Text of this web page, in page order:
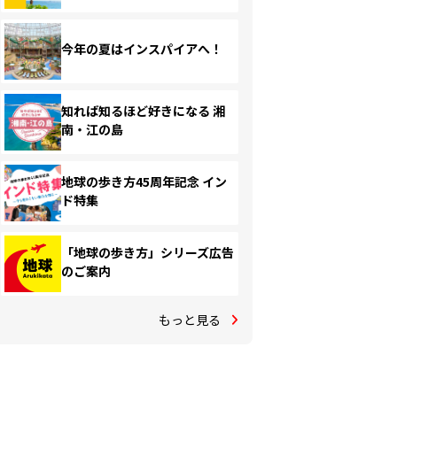
今年の夏はインスパイアへ！
知れば知るほど好きになる 湘
南・江の島
地球の歩き方45周年記念 イン
ド特集
「地球の歩き方」シリーズ広告
のご案内
もっと見る